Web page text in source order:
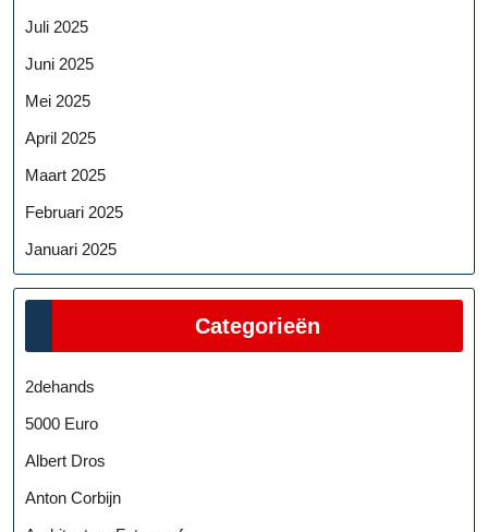
Juli 2025
Juni 2025
Mei 2025
April 2025
Maart 2025
Februari 2025
Januari 2025
Categorieën
2dehands
5000 Euro
Albert Dros
Anton Corbijn